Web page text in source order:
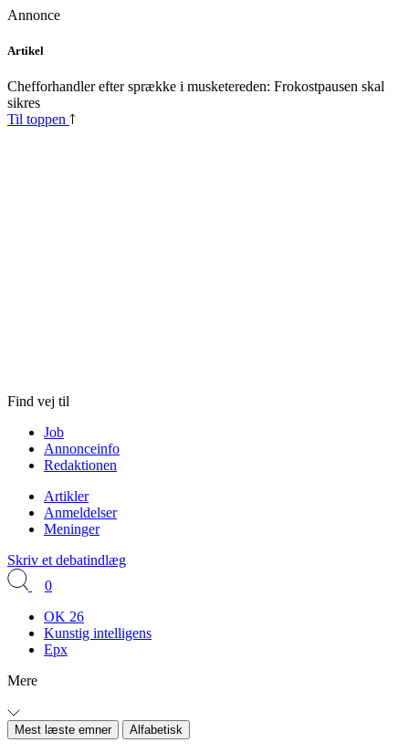
Annonce
Skip
content
Artikel
Chefforhandler efter sprække i musketereden: Frokostpausen skal
sikres
Til toppen
Find vej til
Job
Annonceinfo
Redaktionen
Artikler
Anmeldelser
Meninger
Skriv et debatindlæg
0
OK 26
Kunstig intelligens
Epx
Mere
Mest læste emner Alfabetisk